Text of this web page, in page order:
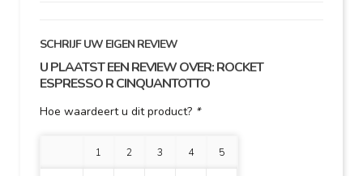
SCHRIJF UW EIGEN REVIEW
U PLAATST EEN REVIEW OVER:ROCKET
ESPRESSO R CINQUANTOTTO
Hoe waardeert u dit product? *
1 ster 2 sterren3 sterren4 sterren5 sterren